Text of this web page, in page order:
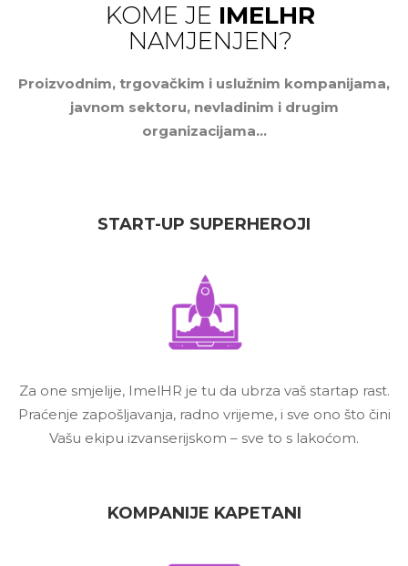
KOME JE IMELHR
NAMJENJEN?
Proizvodnim, trgovačkim i uslužnim kompanijama,
javnom sektoru, nevladinim i drugim
organizacijama…
START-UP SUPERHEROJI
Za one smjelije, ImelHR je tu da ubrza vaš startap rast.
Praćenje zapošljavanja, radno vrijeme, i sve ono što čini
Vašu ekipu izvanserijskom – sve to s lakoćom.
KOMPANIJE KAPETANI